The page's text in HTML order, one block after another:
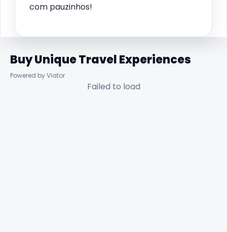
com pauzinhos!
Buy Unique Travel Experiences
Powered by Viator
Failed to load